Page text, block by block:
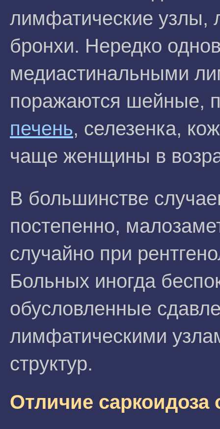
лимфатические узлы,
бронхи. Нередко
медиастинальными
поражаются шейные,
печень, селезенка,
чаще женщины в
В большинстве
постепенно,
случайно при
Больных иногда
обусловленные
лимфатическими
структур.
Отличие саркоидоза